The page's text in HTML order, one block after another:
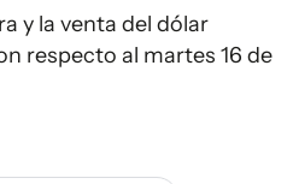
y la venta del dólar
respecto al martes 16 de